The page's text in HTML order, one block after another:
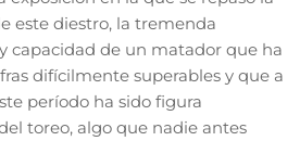
este diestro, la tremenda
capacidad de un matador que ha
difícilmente superables y que a
período ha sido figura
toreo, algo que nadie antes